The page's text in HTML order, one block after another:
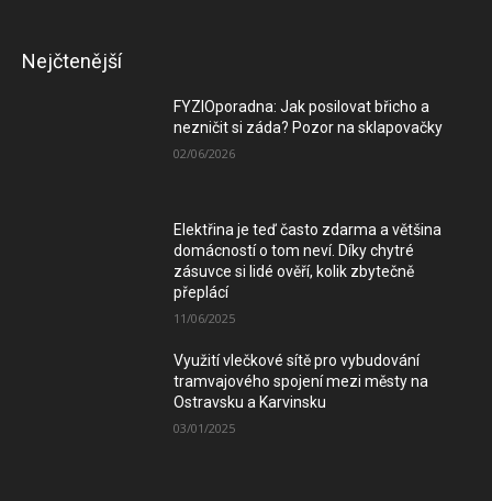
Nejčtenější
FYZIOporadna: Jak posilovat břicho a
nezničit si záda? Pozor na sklapovačky
02/06/2026
Elektřina je teď často zdarma a většina
domácností o tom neví. Díky chytré
zásuvce si lidé ověří, kolik zbytečně
přeplácí
11/06/2025
Využití vlečkové sítě pro vybudování
tramvajového spojení mezi městy na
Ostravsku a Karvinsku
03/01/2025